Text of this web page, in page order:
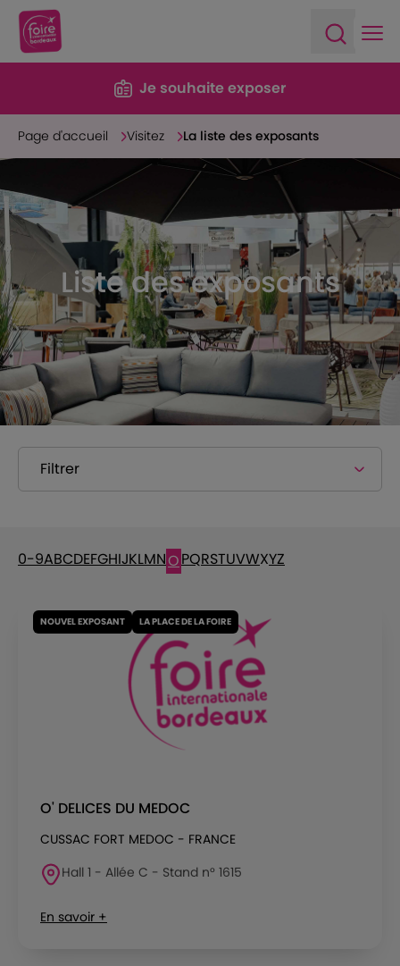
Je souhaite exposer
Page d'accueil Visitez La liste des exposants
Liste des exposants
Filtrer
0-9ABCDEFGHIJKLMNOPQRSTUVWXYZ
NOUVEL EXPOSANT LA PLACE DE LA FOIRE
O' DELICES DU MEDOC
CUSSAC FORT MEDOC - FRANCE
Hall 1 - Allée C - Stand n° 1615
En savoir +